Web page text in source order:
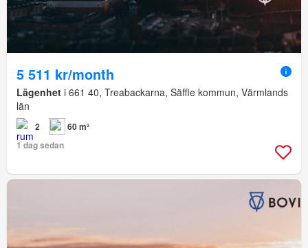
5 511 kr/month
Lägenhet i 661 40, Treabackarna, Säffle kommun, Värmlands
län
2
60 m²
1 dag sedan